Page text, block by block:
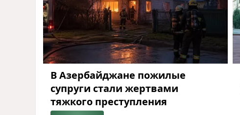
В Азербайджане пожилые
супруги стали жертвами
тяжкого преступления